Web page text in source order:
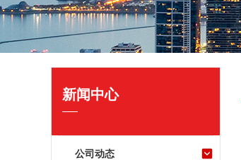
新闻中心
公司动态